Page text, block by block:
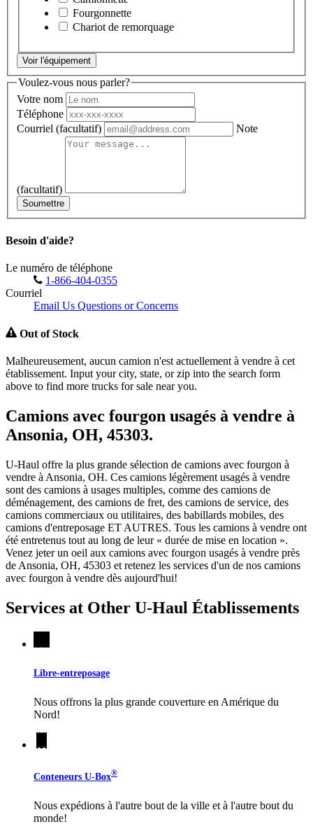
Fourgonnette
Chariot de remorquage
Voir l'équipement
Voulez-vous nous parler?
Votre nom
Téléphone
Courriel (facultatif) Note
(facultatif)
Soumettre
Besoin d'aide?
Le numéro de téléphone
1-866-404-0355
Courriel
Email Us Questions or Concerns
Out of Stock
Malheureusement, aucun camion n'est actuellement à vendre à cet
établissement. Input your city, state, or zip into the search form
above to find more trucks for sale near you.
Camions avec fourgon usagés à vendre à
Ansonia, OH, 45303.
U-Haul offre la plus grande sélection de camions avec fourgon à
vendre à Ansonia, OH. Ces camions légèrement usagés à vendre
sont des camions à usages multiples, comme des camions de
déménagement, des camions de fret, des camions de service, des
camions commerciaux ou utilitaires, des babillards mobiles, des
camions d'entreposage ET AUTRES. Tous les camions à vendre ont
été entretenus tout au long de leur « durée de mise en location ».
Venez jeter un oeil aux camions avec fourgon usagés à vendre près
de Ansonia, OH, 45303 et retenez les services d'un de nos camions
avec fourgon à vendre dès aujourd'hui!
Services at Other U-Haul Établissements
Libre-entreposage
Nous offrons la plus grande couverture en Amérique du
Nord!
Conteneurs U-Box®
Nous expédions à l'autre bout de la ville et à l'autre bout du
monde!